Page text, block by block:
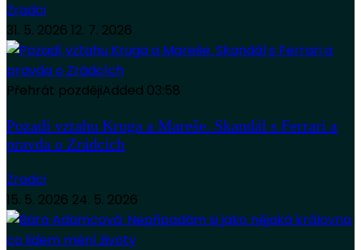
Zradci
31. 5. 2026 12. 7. 2026
Přehrát pozdějiAdded 03:58
Pozadí vztahu Kruga a Mareše. Skandál s Ferrari a
pravda o Zrádcích
Zradci
15. 5. 2026 24. 5. 2026